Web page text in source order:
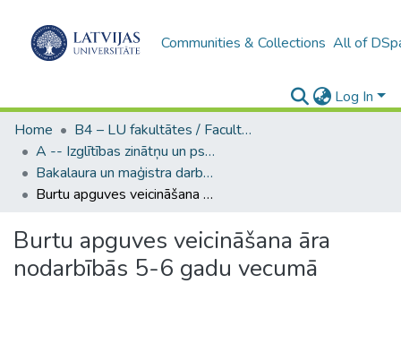
Communities & Collections All of
Log In
Home
B4 – LU fakultātes / Faculties of the UL
A -- Izglītības zinātņu un psiholoģijas fakultāte / Faculty of Education Sciences and Psychology
Bakalaura un maģistra darbi (PPMF) / Bachelor's and Master's theses
Burtu apguves veicināšana āra nodarbībās 5-6 gadu vecumā
Burtu apguves veicināšana āra
nodarbībās 5-6 gadu vecumā